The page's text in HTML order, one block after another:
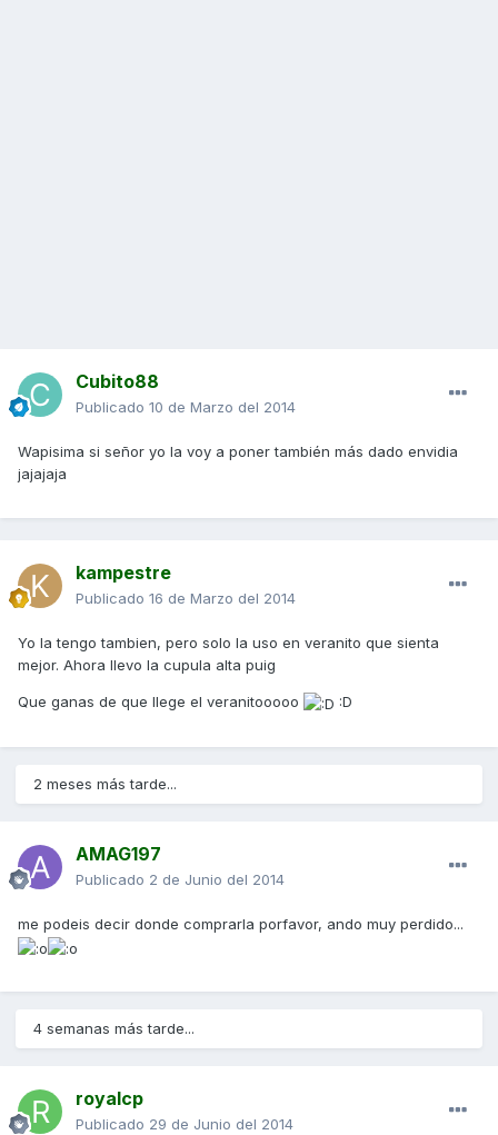
Cubito88
Publicado 10 de Marzo del 2014
Wapisima si señor yo la voy a poner también más dado envidia
jajajaja
kampestre
Publicado 16 de Marzo del 2014
Yo la tengo tambien, pero solo la uso en veranito que sienta
mejor. Ahora llevo la cupula alta puig
Que ganas de que llege el veranitooooo :D
2 meses más tarde...
AMAG197
Publicado 2 de Junio del 2014
me podeis decir donde comprarla porfavor, ando muy perdido...
4 semanas más tarde...
royalcp
Publicado 29 de Junio del 2014